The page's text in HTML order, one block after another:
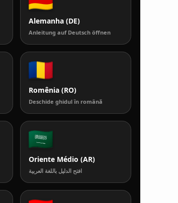
Alemanha (DE)
Anleitung auf Deutsch öffnen
Romênia (RO)
Deschide ghidul în română
Oriente Médio (AR)
افتح الدليل باللغة العربية